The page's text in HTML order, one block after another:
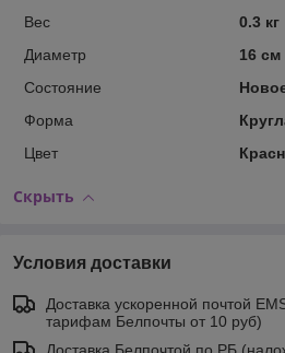
Вес
0.3 кг
Диаметр
16 см
Состояние
Форма
Цвет
Скрыть
Условия доставки
Доставка ускоренной почтой
тарифам Белпочты от 10 руб)